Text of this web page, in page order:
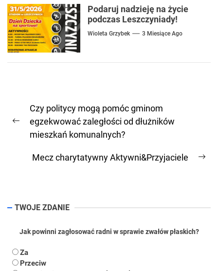
Podaruj nadzieję na życie
podczas Leszczyniady!
Wioleta Grzybek 3 Miesiące Ago
wpisu
Previous
post:
Czy politycy mogą pomóc gminom
egzekwować zaległości od dłużników
mieszkań komunalnych?
Mecz charytatywny Aktywni&Przyjaciele
TWOJE ZDANIE
Jak powinni zagłosować radni w sprawie zwałów płaskich?
Za
Przeciw